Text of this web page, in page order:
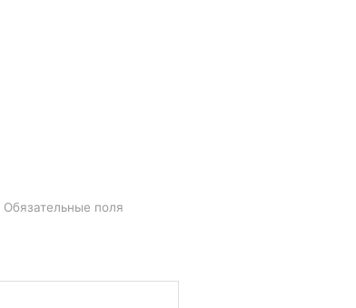
Обязательные поля